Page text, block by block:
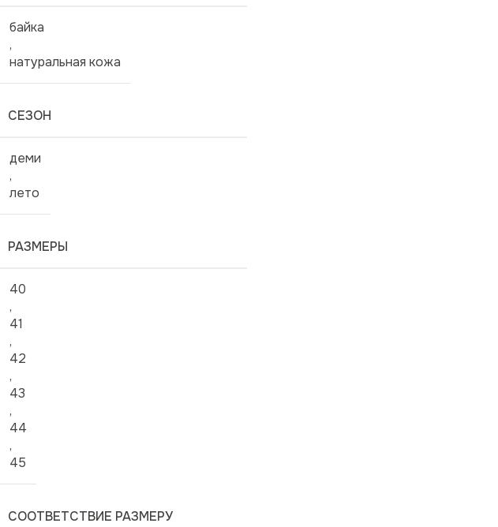
байка
,
натуральная кожа
СЕЗОН
деми
,
лето
РАЗМЕРЫ
40
,
41
,
42
,
43
,
44
,
45
СООТВЕТСТВИЕ РАЗМЕРУ